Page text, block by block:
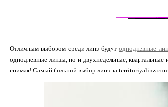
Отличным выбором среди линз будутоднодневные
однодневные линзы, но и двухнедельные,
снимая! Самый больной выбор линз на